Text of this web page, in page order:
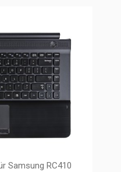
Samsung RC410